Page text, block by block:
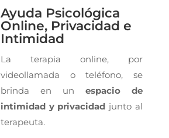
Ayuda Psicológica
Online, Privacidad e
Intimidad
La terapia online, por
videollamada o teléfono, se
brinda en un espacio de
intimidad y privacidad junto al
terapeuta.